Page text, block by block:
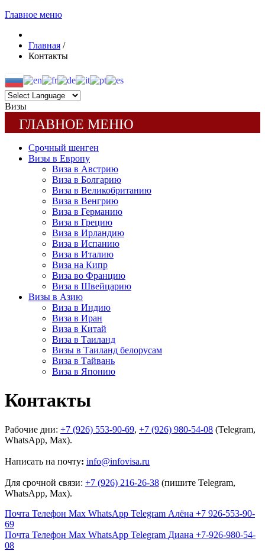
Главное меню
Главная /
Контакты
Визы
ГЛАВНОЕ МЕНЮ
Срочный шенген
Визы в Европу
Виза в Австрию
Виза в Болгарию
Виза в Великобританию
Виза в Венгрию
Виза в Германию
Виза в Грецию
Виза в Ирландию
Виза в Испанию
Виза в Италию
Виза на Кипр
Виза во Францию
Виза в Швейцарию
Визы в Азию
Виза в Индию
Виза в Иран
Виза в Китай
Виза в Таиланд
Визы в Таиланд белорусам
Виза в Тайвань
Виза в Японию
Контакты
Рабочие дни: +7 (926) 553-90-69, +7 (926) 980-54-08 (Telegram,
WhatsApp, Max).
Написать на почту: info@infovisa.ru
Для срочной связи: +7 (926) 216-26-38 (пишите Telegram,
WhatsApp, Max).
Почта Телефон Max WhatsApp Telegram Алёна +7 926-553-90-
69
Почта Телефон Max WhatsApp Telegram Диана +7-926-980-54-
08